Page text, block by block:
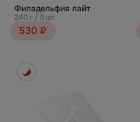
Филадельфия лайт
240 г / 8 шт
530 ₽